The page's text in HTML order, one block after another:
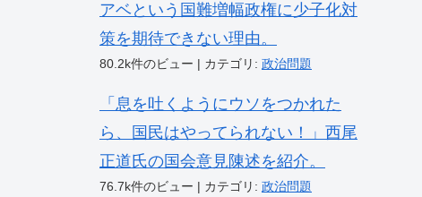
アベという国難増幅政権に少子化対
策を期待できない理由。
80.2k件のビュー | カテゴリ: 政治問題
「息を吐くようにウソをつかれた
ら、国民はやってられない！」西尾
正道氏の国会意見陳述を紹介。
76.7k件のビュー | カテゴリ: 政治問題